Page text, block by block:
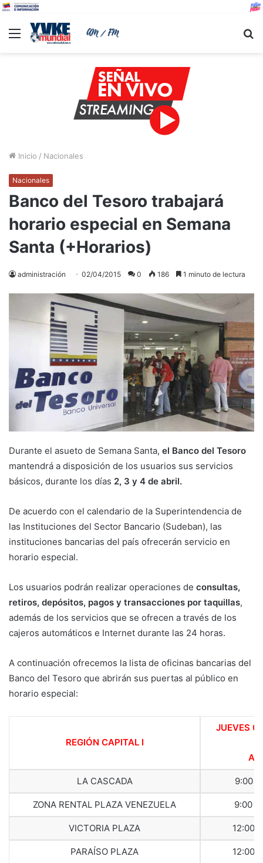
Menu
Inicio / Nacionales
Nacionales
Banco del Tesoro trabajará
horario especial en Semana
Santa (+Horarios)
administración 02/04/2015 0 186 1 minuto de lectura
Durante el asueto de Semana Santa, el Banco del Tesoro
mantendrá a disposición de los usuarios sus servicios
básicos, durante los días 2, 3 y 4 de abril.
De acuerdo con el calendario de la Superintendencia de
las Instituciones del Sector Bancario (Sudeban), las
instituciones bancarias del país ofrecerán servicio en
horario especial.
Los usuarios podrán realizar operaciones de consultas,
retiros, depósitos, pagos y transacciones por taquillas,
además de los servicios que se ofrecen a través de los
cajeros automáticos e Internet durante las 24 horas.
A continuación ofrecemos la lista de oficinas bancarias del
Banco del Tesoro que abrirán sus puertas al público en
horario especial:
REGIÓN CAPITAL I
JUEVES
LA CASCADA 9:00
ZONA RENTAL PLAZA VENEZUELA 9:00
VICTORIA PLAZA 12:00
PARAÍSO PLAZA 12:00